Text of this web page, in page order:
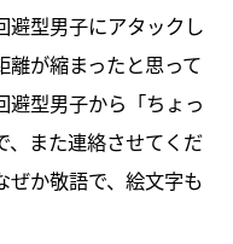
避型男子にアタックし
が縮まったと思って
避型男子から「ちょっ
、また連絡させてくだ
ぜか敬語で、絵文字も